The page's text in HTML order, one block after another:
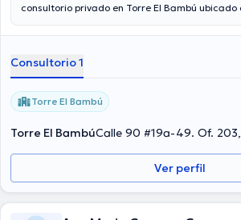
consultorio privado en Torre El Bambú ubicado
Carabobo así mismo está graduada como
como médico especialista en medicina interna
Consultorio 1
Torre El Bambú
Torre El BambúCalle 90 #19a-49. Of.
Ver perfil